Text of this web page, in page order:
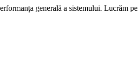
generală a sistemului. Lucrăm